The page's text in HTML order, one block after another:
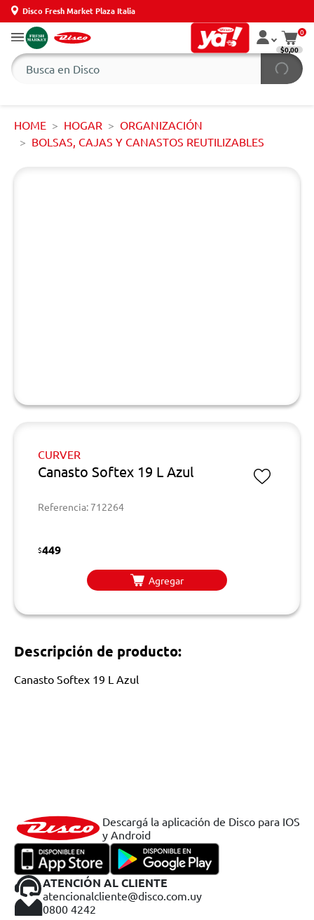
Disco Fresh Market Plaza Italia
0
$0,00
HOME HOGAR
ORGANIZACIÓN
BOLSAS, CAJAS Y CANASTOS REUTILIZABLES
CURVER
Canasto Softex 19 L Azul
Referencia: 712264
$449
Agregar
Descripción de producto:
Canasto Softex 19 L Azul
Descargá la aplicación de Disco para IOS
y Android
ATENCIÓN AL CLIENTE
atencionalcliente@disco.com.uy
0800 4242